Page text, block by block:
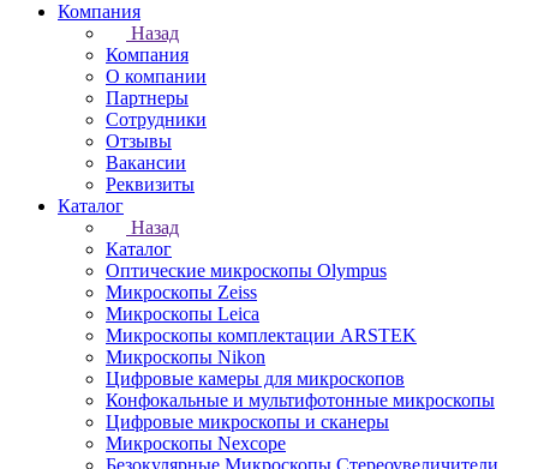
Компания
Назад
Компания
О компании
Партнеры
Сотрудники
Отзывы
Вакансии
Реквизиты
Каталог
Назад
Каталог
Оптические микроскопы Olympus
Микроскопы Zeiss
Микроскопы Leica
Микроскопы комплектации ARSTEK
Микроскопы Nikon
Цифровые камеры для микроскопов
Конфокальные и мультифотонные микроскопы
Цифровые микроскопы и сканеры
Микроскопы Nexcope
Безокулярные Микроскопы Стереоувеличители